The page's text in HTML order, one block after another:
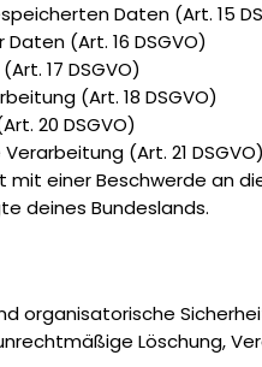
Daten (Art. 15
(Art. 16 DSGVO)
17 DSGVO)
(Art. 18 DSGVO)
20 DSGVO)
(Art. 21 DSGVO)
mit einer Beschwerde an
deines Bundeslands.
organisatorische
Löschung,